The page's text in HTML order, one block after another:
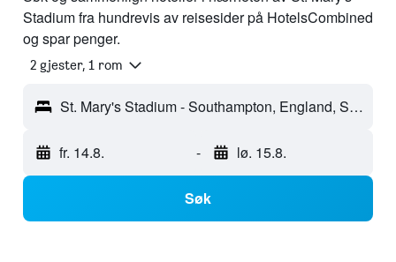
Stadium fra hundrevis av reisesider på HotelsCombined
og spar penger.
2 gjester, 1 rom
St. Mary's Stadium - Southampton, England, Storbritannia
fr. 14.8. - lø. 15.8.
Søk